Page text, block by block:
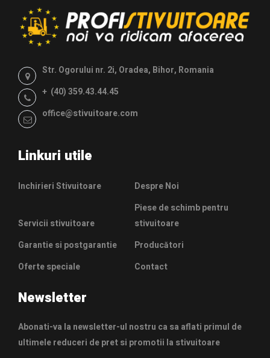
Str. Ogorului nr. 2i, Oradea, Bihor, Romania
+ (40) 359.43.44.45
office@stivuitoare.com
Linkuri utile
Inchirieri Stivuitoare Despre Noi
Servicii stivuitoare
Piese de schimb pentru
stivuitoare
Garantie si postgarantie
Producători
Oferte speciale
Contact
Newsletter
Abonati-va la newsletter-ul nostru ca sa aflati primul de
ultimele reduceri de pret si promotii la stivuitoare